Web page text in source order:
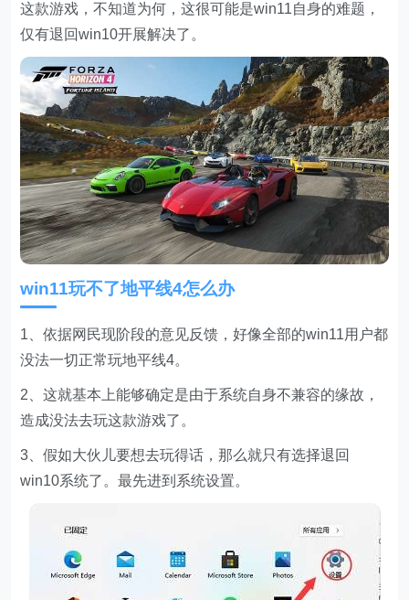
这款游戏，不知道为何，这很可能是win11自身的难题，
仅有退回win10开展解决了。
win11玩不了地平线4怎么办
1、依据网民现阶段的意见反馈，好像全部的win11用户都
没法一切正常玩地平线4。
2、这就基本上能够确定是由于系统自身不兼容的缘故，
造成没法去玩这款游戏了。
3、假如大伙儿要想去玩得话，那么就只有选择退回
win10系统了。最先进到系统设置。